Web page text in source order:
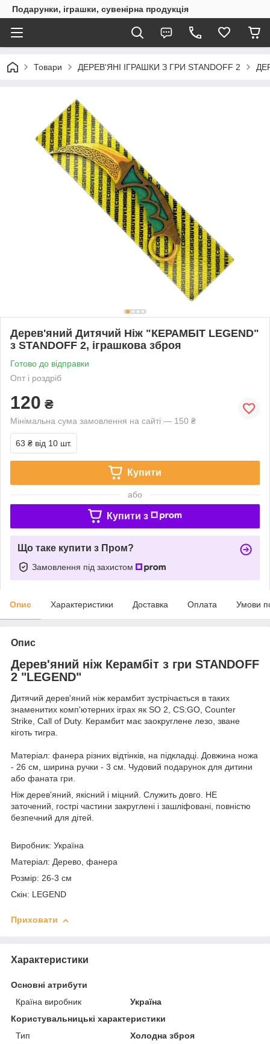
Подарунки, іграшки, сувенірна продукція
Товари ДЕРЕВ'ЯНІ ІГРАШКИ З ГРИ STANDOFF 2
Дерев'яний Дитячий Ніж "КЕРАМБІТ LEGEND"
з STANDOFF 2, іграшкова зброя
Готово до відправки
Опт і роздріб
120 ₴
Мінімальна сума замовлення на сайті — 150 ₴
63 ₴ від 10 шт.
Купити
або
Купити з
Що таке купити з Пром?
Замовлення під захистом
Опис Характеристики Доставка Оплата Умови
Опис
Дерев'яний ніж Керамбіт з гри STANDOFF
2 "LEGEND"
Дитячий дерев'яний ніж керамбит зустрічається в таких
знаменитих комп'ютерних іграх як SO 2, CS:GO, Counter
Strike, Call of Duty. Керамбит має заокруглене лезо, зване
кіготь тигра.
Матеріал: фанера різних відтінків, на підкладці. Довжина ножа
- 26 см, ширина ручки - 3 см. Чудовий подарунок для дитини
або фаната гри.
Ніж дерев'яний, якісний і міцний. Служить довго. НЕ
заточений, гострі частини закруглені і зашліфовані, повністю
безпечний для дітей.
Виробник: Україна
Матеріал: Дерево, фанера
Розмір: 26-3 см
Скін: LEGEND
Приховати
Характеристики
Основні атрибути
Країна виробник
Україна
Користувальницькі характеристики
Тип
Холодна зброя